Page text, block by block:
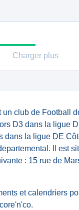
Charger plus
un club de Football
D3 dans la ligue
dans la ligue DE
Il est
: 15 rue de
et calendriers